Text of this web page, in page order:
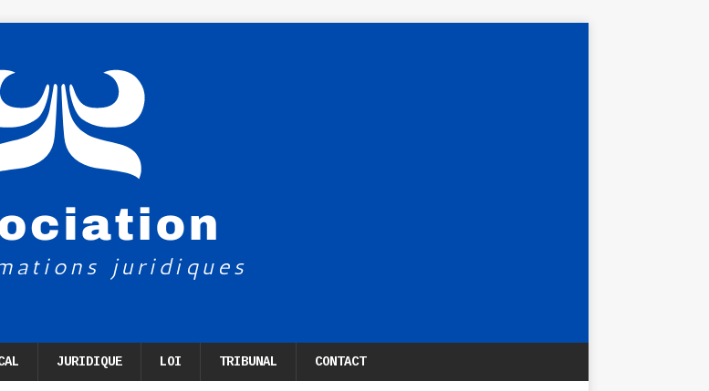
JURIDIQUE LOI TRIBUNAL CONTACT